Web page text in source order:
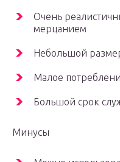
Очень
мерцанием
Небольшой
Малое
Большой срок
Минусы